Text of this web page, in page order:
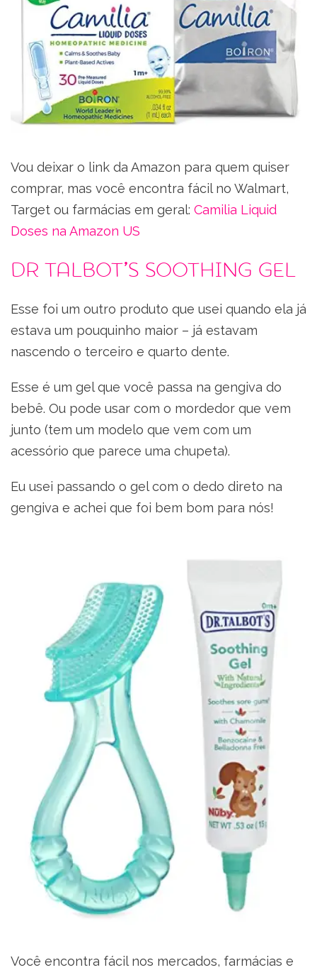
Vou deixar o link da Amazon para quem quiser
comprar, mas você encontra fácil no Walmart,
Target ou farmácias em geral: Camilia Liquid
Doses na Amazon US
Dr Talbot’s Soothing Gel
Esse foi um outro produto que usei quando ela já
estava um pouquinho maior – já estavam
nascendo o terceiro e quarto dente.
Esse é um gel que você passa na gengiva do
bebê. Ou pode usar com o mordedor que vem
junto (tem um modelo que vem com um
acessório que parece uma chupeta).
Eu usei passando o gel com o dedo direto na
gengiva e achei que foi bem bom para nós!
Você encontra fácil nos mercados, farmácias e